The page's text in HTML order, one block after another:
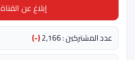
إبلاغ عن القناة
عدد المشتركين : 2,166
(-)